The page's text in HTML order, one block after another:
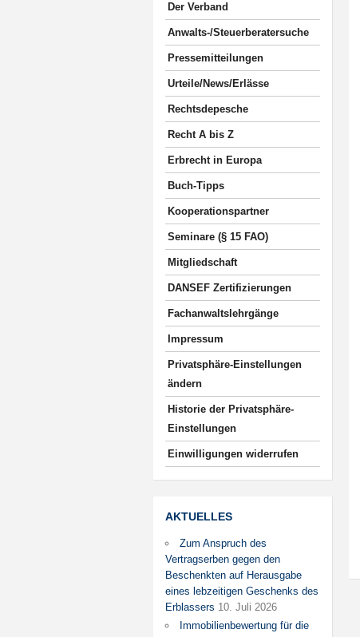
Der Verband
Anwalts-/Steuerberatersuche
Pressemitteilungen
Urteile/News/Erlässe
Rechtsdepesche
Recht A bis Z
Erbrecht in Europa
Buch-Tipps
Kooperationspartner
Seminare (§ 15 FAO)
Mitgliedschaft
DANSEF Zertifizierungen
Fachanwaltslehrgänge
Impressum
Privatsphäre-Einstellungen
ändern
Historie der Privatsphäre-
Einstellungen
Einwilligungen widerrufen
AKTUELLES
Zum Anspruch des
Vertragserben gegen den
Beschenkten auf Herausgabe
eines lebzeitigen Geschenks des
Erblassers 10. Juli 2026
Immobilienbewertung für die